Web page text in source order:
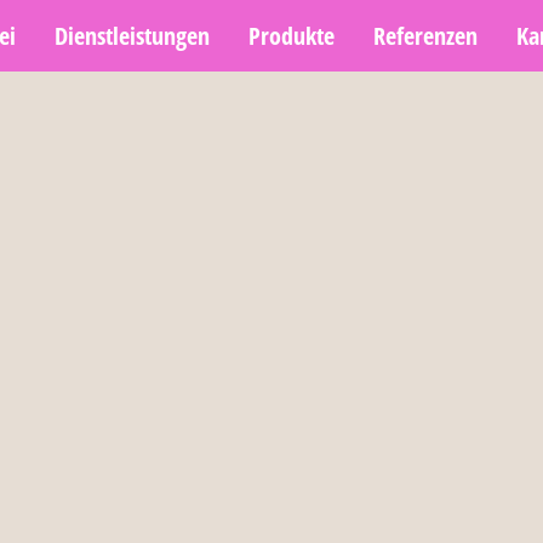
Dienstleistungen Produkte Referenzen